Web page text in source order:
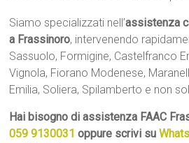
Siamo specializzati nell’assistenza
a Frassinoro, intervenendo
Sassuolo, Formigine, Castelfranco
Vignola, Fiorano Modenese,
Emilia, Soliera, Spilamberto e non
Hai bisogno di assistenza FAAC
059 9130031 oppure scrivi su